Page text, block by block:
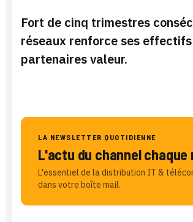
Fort de cinq trimestres
réseaux renforce ses
partenaires valeur.
LA NEWSLETTER QUOTIDIENNE
L'actu du channel chaque
L'essentiel de la distribution IT &
dans votre boîte mail.